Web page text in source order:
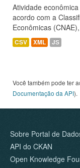
Atividade
acordo com a
Econômicas
CSV XML JS
Você também pode ter
Documentação da API).
Sobre Portal de
API do CKAN
Open Knowledge